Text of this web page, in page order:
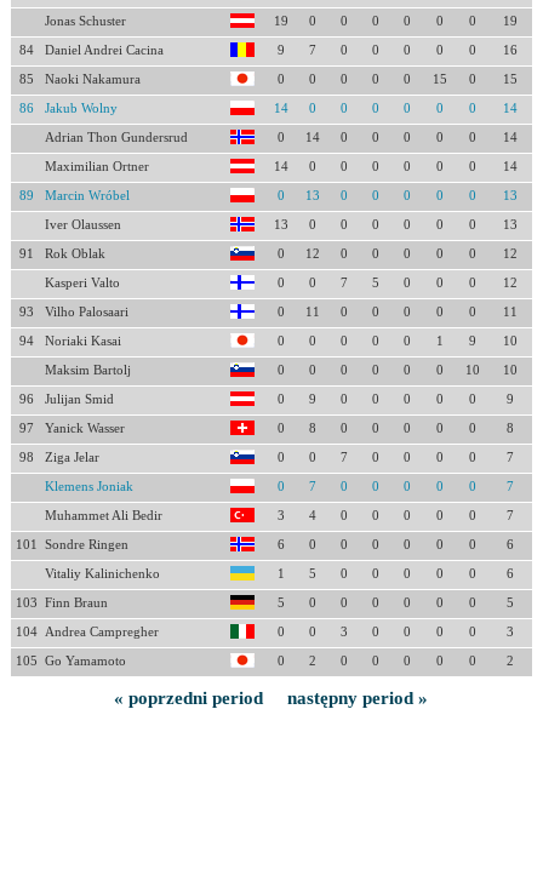
Jonas Schuster 19 0 0 0 0 0 0 19
84 Daniel Andrei Cacina 9 7 0 0 0 0 0 16
85 Naoki Nakamura 0 0 0 0 0 15 0 15
86 Jakub Wolny 14 0 0 0 0 0 0 14
Adrian Thon Gundersrud 0 14 0 0 0 0 0 14
Maximilian Ortner 14 0 0 0 0 0 0 14
89 Marcin Wróbel 0 13 0 0 0 0 0 13
Iver Olaussen 13 0 0 0 0 0 0 13
91 Rok Oblak 0 12 0 0 0 0 0 12
Kasperi Valto 0 0 7 5 0 0 0 12
93 Vilho Palosaari 0 11 0 0 0 0 0 11
94 Noriaki Kasai 0 0 0 0 0 1 9 10
Maksim Bartolj 0 0 0 0 0 0 10 10
96 Julijan Smid 0 9 0 0 0 0 0 9
97 Yanick Wasser 0 8 0 0 0 0 0 8
98 Ziga Jelar 0 0 7 0 0 0 0 7
Klemens Joniak 0 7 0 0 0 0 0 7
Muhammet Ali Bedir 3 4 0 0 0 0 0 7
101 Sondre Ringen 6 0 0 0 0 0 0 6
Vitaliy Kalinichenko 1 5 0 0 0 0 0 6
103 Finn Braun 5 0 0 0 0 0 0 5
104 Andrea Campregher 0 0 3 0 0 0 0 3
105 Go Yamamoto 0 2 0 0 0 0 0 2
« poprzedni period następny period »